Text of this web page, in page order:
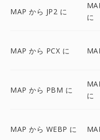
MAP から JP2 に
に
MAP から PCX に
MAP から PBM に
に
MAP から WEBP に